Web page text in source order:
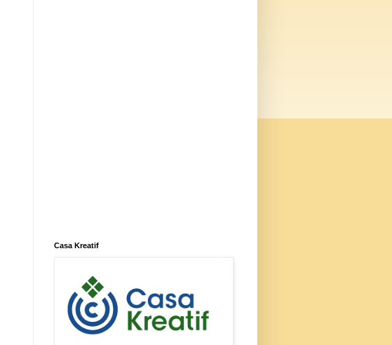
Casa Kreatif